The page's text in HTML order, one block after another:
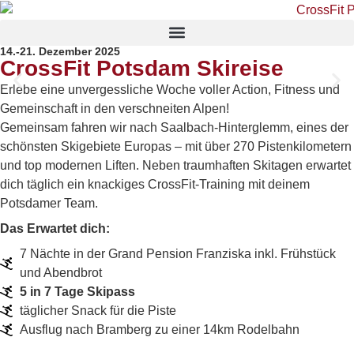
14.-21. Dezember 2025
CrossFit Potsdam Skireise
Euer gemütliches Zuhause für die Woche – mitten im Herzen von
Saalbach und nur wenige Gehminuten von der Bergbahn und
CrossFit Box entfernt.
Erlebe eine unvergessliche Woche voller Action, Fitness und
Gemeinschaft in den verschneiten Alpen!
Gemeinsam fahren wir nach Saalbach-Hinterglemm, eines der
schönsten Skigebiete Europas – mit über 270 Pistenkilometern
und top modernen Liften. Neben traumhaften Skitagen erwartet
dich täglich ein knackiges CrossFit-Training mit deinem
Potsdamer Team.
Das Erwartet dich:
7 Nächte in der Grand Pension Franziska inkl. Frühstück
und Abendbrot
5 in 7 Tage Skipass
täglicher Snack für die Piste
Ausflug nach Bramberg zu einer 14km Rodelbahn